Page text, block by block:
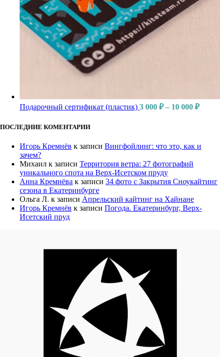
Подарочный сертификат (пластик) 3 000 ₽ – 10 000 ₽
ПОСЛЕДНИЕ КОМЕНТАРИИ
Игорь Кремнёв к записи Вингфойлинг: что это, как и
зачем?
Михаил к записи Территория ветра: 27 фотографий
уникального спота на Верх-Исетском пруду
Анна Кремнёва к записи 34 фото с Закрытия Сноукайтинг
сезона в Екатеринбурге
Ольга Л. к записи Апрельский кайтинг на Хайнане
Игорь Кремнёв к записи Погода. Екатеринбург, Верх-
Исетский пруд